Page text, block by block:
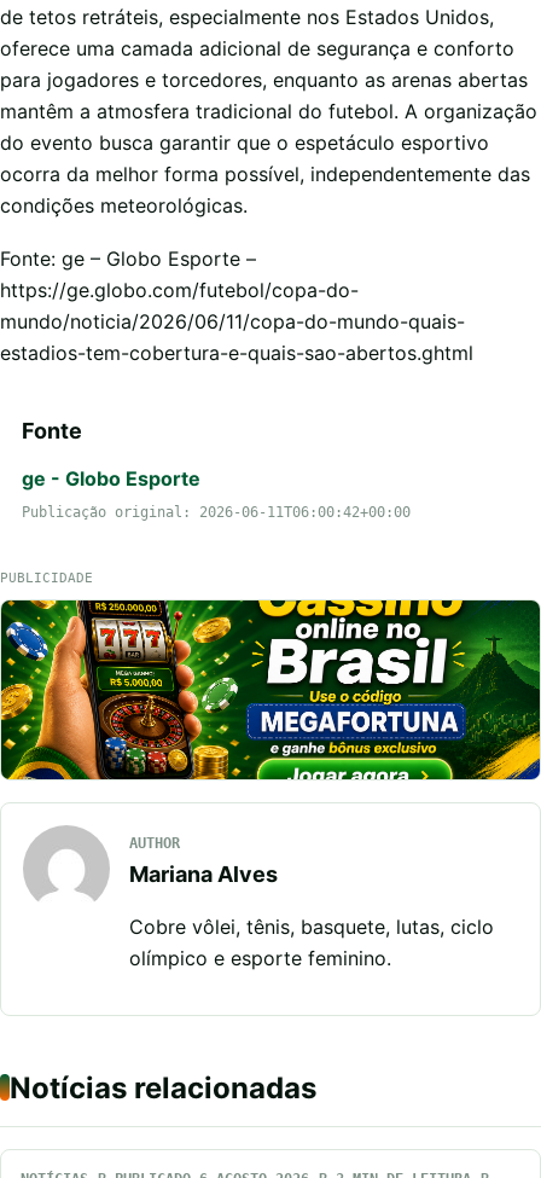
de tetos retráteis, especialmente nos Estados Unidos,
oferece uma camada adicional de segurança e conforto
para jogadores e torcedores, enquanto as arenas abertas
mantêm a atmosfera tradicional do futebol. A organização
do evento busca garantir que o espetáculo esportivo
ocorra da melhor forma possível, independentemente das
condições meteorológicas.
Fonte: ge – Globo Esporte –
https://ge.globo.com/futebol/copa-do-
mundo/noticia/2026/06/11/copa-do-mundo-quais-
estadios-tem-cobertura-e-quais-sao-abertos.ghtml
Fonte
ge - Globo Esporte
Publicação original: 2026-06-11T06:00:42+00:00
PUBLICIDADE
AUTHOR
Mariana Alves
Cobre vôlei, tênis, basquete, lutas, ciclo
olímpico e esporte feminino.
Notícias relacionadas